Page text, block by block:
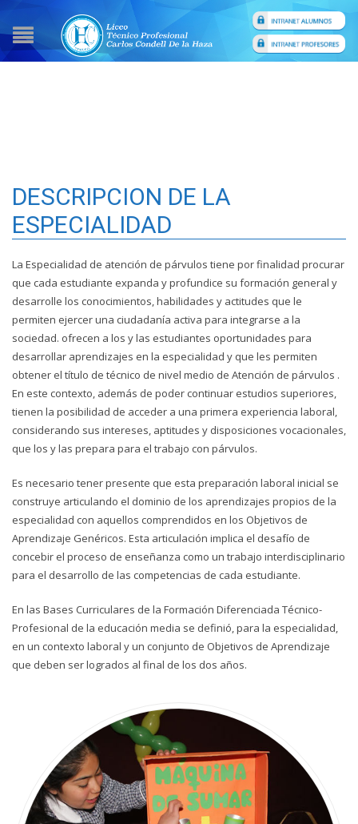
DESCRIPCION DE LA
ESPECIALIDAD
La Especialidad de atención de párvulos tiene por finalidad procurar
que cada estudiante expanda y profundice su formación general y
desarrolle los conocimientos, habilidades y actitudes que le
permiten ejercer una ciudadanía activa para integrarse a la
sociedad. ofrecen a los y las estudiantes oportunidades para
desarrollar aprendizajes en la especialidad y que les permiten
obtener el título de técnico de nivel medio de Atención de párvulos .
En este contexto, además de poder continuar estudios superiores,
tienen la posibilidad de acceder a una primera experiencia laboral,
considerando sus intereses, aptitudes y disposiciones vocacionales,
que los y las prepara para el trabajo con párvulos.
Es necesario tener presente que esta preparación laboral inicial se
construye articulando el dominio de los aprendizajes propios de la
especialidad con aquellos comprendidos en los Objetivos de
Aprendizaje Genéricos. Esta articulación implica el desafío de
concebir el proceso de enseñanza como un trabajo interdisciplinario
para el desarrollo de las competencias de cada estudiante.
En las Bases Curriculares de la Formación Diferenciada Técnico-
Profesional de la educación media se definió, para la especialidad,
en un contexto laboral y un conjunto de Objetivos de Aprendizaje
que deben ser logrados al final de los dos años.